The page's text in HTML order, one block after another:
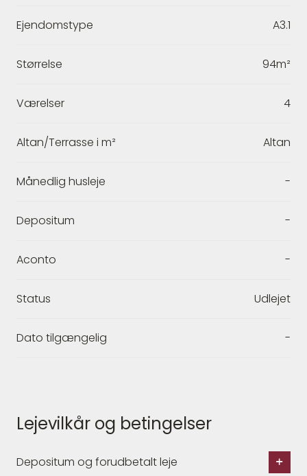
Ejendomstype A3.1
Størrelse 94m²
Værelser 4
Altan/Terrasse i m² Altan
Månedlig husleje -
Depositum -
Aconto -
Status Udlejet
Dato tilgængelig -
Lejevilkår og betingelser
Depositum og forudbetalt leje